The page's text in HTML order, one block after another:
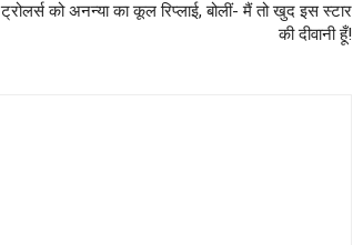
ट्रोलर्स को अनन्या का कूल रिप्लाई, बोलीं- मैं तो खुद इस स्टार
की दीवानी हूँ!